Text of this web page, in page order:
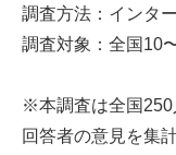
調査方法：インタ
調査対象：全国10
※本調査は全国250
回答者の意見を集